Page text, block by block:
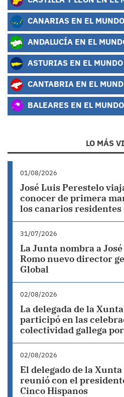
CANARIAS EN EL MUNDO
ANDALUCÍA EN EL
ASTURIAS EN EL MUNDO
CANTABRIA EN EL
BALEARES EN EL MUNDO
LO MÁS
01/08/2026
José Luis Perestelo
conocer de primera
los canarios residentes
31/07/2026
La Junta nombra a
Romo nuevo director
Global
02/08/2026
La delegada de la
participó en las
colectividad gallega
02/08/2026
El delegado de la
reunió con el
Cinco Hispanos